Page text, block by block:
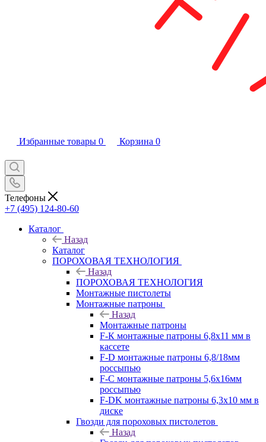
Избранные товары 0 Корзина 0
Телефоны
+7 (495) 124-80-60
Каталог
Назад
Каталог
ПОРОХОВАЯ ТЕХНОЛОГИЯ
Назад
ПОРОХОВАЯ ТЕХНОЛОГИЯ
Монтажные пистолеты
Монтажные патроны
Назад
Монтажные патроны
F-К монтажные патроны 6,8х11 мм в
кассете
F-D монтажные патроны 6,8/18мм
россыпью
F-C монтажные патроны 5,6х16мм
россыпью
F-DK монтажные патроны 6,3х10 мм в
диске
Гвозди для пороховых пистолетов
Назад